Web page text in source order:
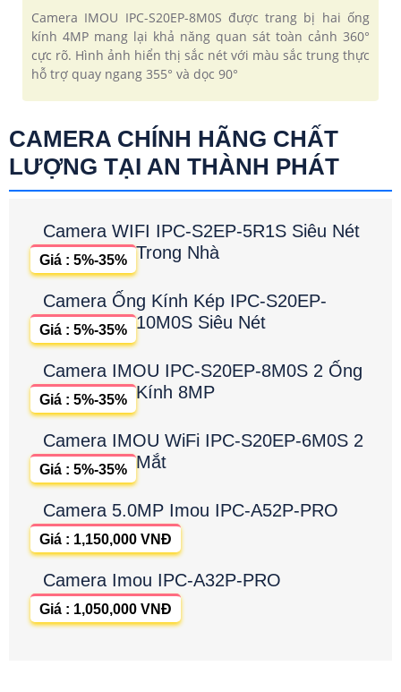
Camera IMOU IPC-S20EP-8M0S được trang bị hai ống
kính 4MP mang lại khả năng quan sát toàn cảnh 360°
cực rõ. Hình ảnh hiển thị sắc nét với màu sắc trung thực
hỗ trợ quay ngang 355° và dọc 90°
CAMERA CHÍNH HÃNG CHẤT
LƯỢNG TẠI AN THÀNH PHÁT
Camera WIFI IPC-S2EP-5R1S Siêu Nét
Trong Nhà
Giá : 5%-35%
Camera Ống Kính Kép IPC-S20EP-
10M0S Siêu Nét
Giá : 5%-35%
Camera IMOU IPC-S20EP-8M0S 2 Ống
Kính 8MP
Giá : 5%-35%
Camera IMOU WiFi IPC-S20EP-6M0S 2
Mắt
Giá : 5%-35%
Camera 5.0MP Imou IPC-A52P-PRO
Giá : 1,150,000 VNĐ
Camera Imou IPC-A32P-PRO
Giá : 1,050,000 VNĐ